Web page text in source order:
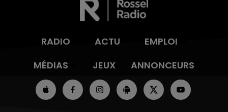
RADIO ACTU
EMPLOI
MÉDIAS
JEUX ANNONCEURS